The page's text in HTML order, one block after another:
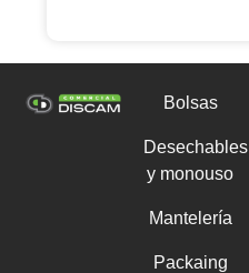
Bolsas
Desechables
y monouso
Mantelería
Packaing